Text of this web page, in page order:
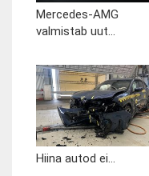
Mercedes-AMG
valmistab uut...
Hiina autod ei...